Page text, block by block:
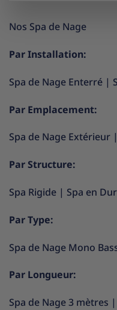
Nos Spa de Nage
Par Installation:
Spa de Nage Enterré |
Par Emplacement:
Spa de Nage Extérieur |
Par Structure:
Spa Rigide | Spa en Dur
Par Type:
Spa de Nage Mono
Par Longueur:
Spa de Nage 3 mètres |